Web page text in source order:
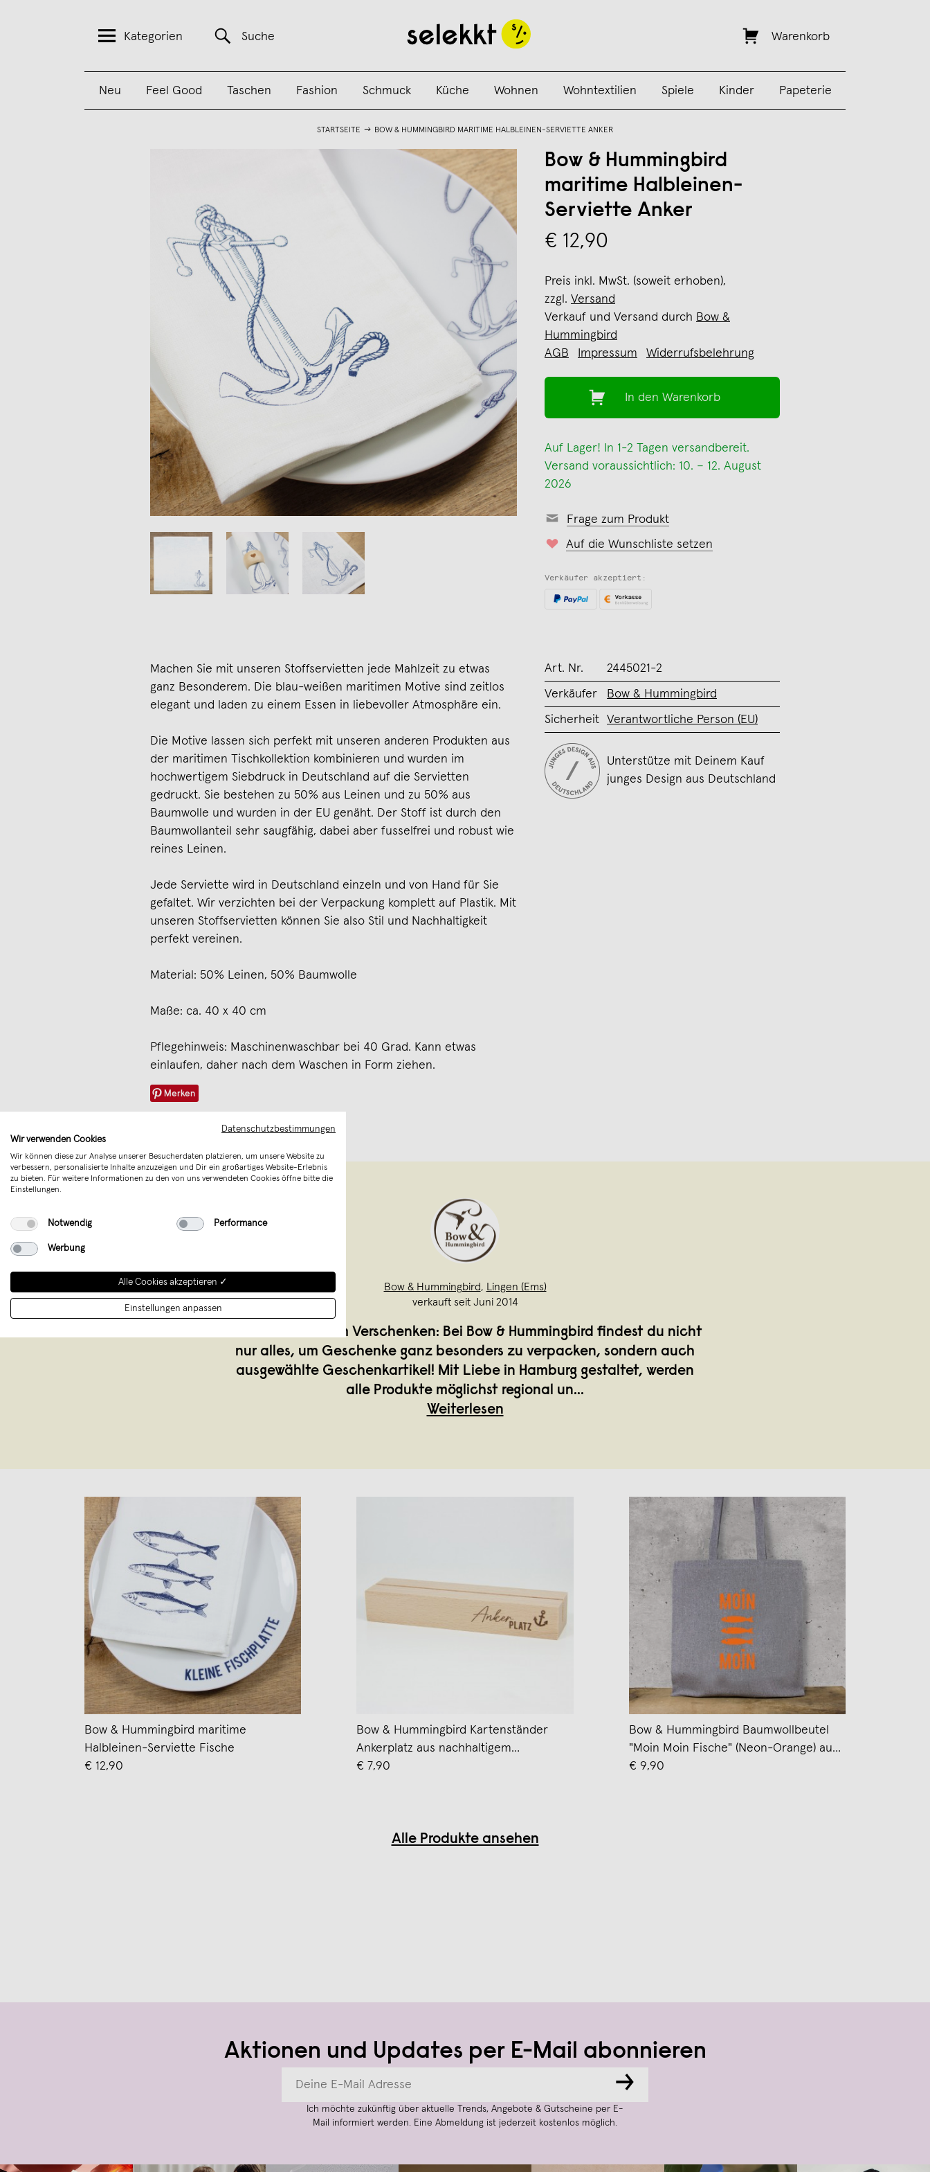
Kategorien Suche Warenkorb
Neu Feel Good Taschen Fashion Schmuck Küche Wohnen Wohntextilien Spiele Kinder Papeterie
STARTSEITE BOW & HUMMINGBIRD MARITIME HALBLEINEN-SERVIETTE ANKER
Bow & Hummingbird
maritime Halbleinen-
Serviette Anker
€ 12,90
Preis inkl. MwSt. (soweit erhoben),
zzgl. Versand
Verkauf und Versand durch Bow &
Hummingbird
AGB
Impressum Widerrufsbelehrung
In den Warenkorb
Auf Lager! In 1-2 Tagen versandbereit.
Versand voraussichtlich: 10. – 12. August
2026
Frage zum Produkt
Auf die Wunschliste setzen
Verkäufer akzeptiert:
Machen Sie mit unseren Stoffservietten jede Mahlzeit zu etwas
ganz Besonderem. Die blau-weißen maritimen Motive sind zeitlos
elegant und laden zu einem Essen in liebevoller Atmosphäre ein.
Die Motive lassen sich perfekt mit unseren anderen Produkten aus
der maritimen Tischkollektion kombinieren und wurden im
hochwertigem Siebdruck in Deutschland auf die Servietten
gedruckt. Sie bestehen zu 50% aus Leinen und zu 50% aus
Baumwolle und wurden in der EU genäht. Der Stoff ist durch den
Baumwollanteil sehr saugfähig, dabei aber fusselfrei und robust wie
reines Leinen.
Jede Serviette wird in Deutschland einzeln und von Hand für Sie
gefaltet. Wir verzichten bei der Verpackung komplett auf Plastik. Mit
unseren Stoffservietten können Sie also Stil und Nachhaltigkeit
perfekt vereinen.
Material: 50% Leinen, 50% Baumwolle
Maße: ca. 40 x 40 cm
Pflegehinweis: Maschinenwaschbar bei 40 Grad. Kann etwas
einlaufen, daher nach dem Waschen in Form ziehen.
Merken
Art. Nr. 2445021-2
Verkäufer Bow & Hummingbird
Sicherheit Verantwortliche Person (EU)
Unterstütze mit Deinem Kauf
junges Design aus Deutschland
Bow & Hummingbird, Lingen (Ems)
verkauft seit Juni 2014
Fast zu schön zum Verschenken: Bei Bow & Hummingbird findest du nicht
nur alles, um Geschenke ganz besonders zu verpacken, sondern auch
ausgewählte Geschenkartikel! Mit Liebe in Hamburg gestaltet, werden
alle Produkte möglichst regional un...
Weiterlesen
Bow & Hummingbird maritime
Halbleinen-Serviette Fische
€ 12,90
Bow & Hummingbird Kartenständer
Ankerplatz aus nachhaltigem
Buchenholz
€ 7,90
Bow & Hummingbird Baumwollbeutel
"Moin Moin Fische" (Neon-Orange) aus
recycelter Baumwolle
€ 9,90
Alle Produkte ansehen
Aktionen und Updates per E-Mail abonnieren
→
Ich möchte zukünftig über aktuelle Trends, Angebote & Gutscheine per E-
Mail informiert werden. Eine Abmeldung ist jederzeit kostenlos möglich.
Datenschutzbestimmungen
Wir verwenden Cookies
Wir können diese zur Analyse unserer Besucherdaten platzieren, um unsere Website zu
verbessern, personalisierte Inhalte anzuzeigen und Dir ein großartiges Website-Erlebnis
zu bieten. Für weitere Informationen zu den von uns verwendeten Cookies öffne bitte die
Einstellungen.
Notwendig Performance
Werbung
Alle Cookies akzeptieren ✓
Einstellungen anpassen